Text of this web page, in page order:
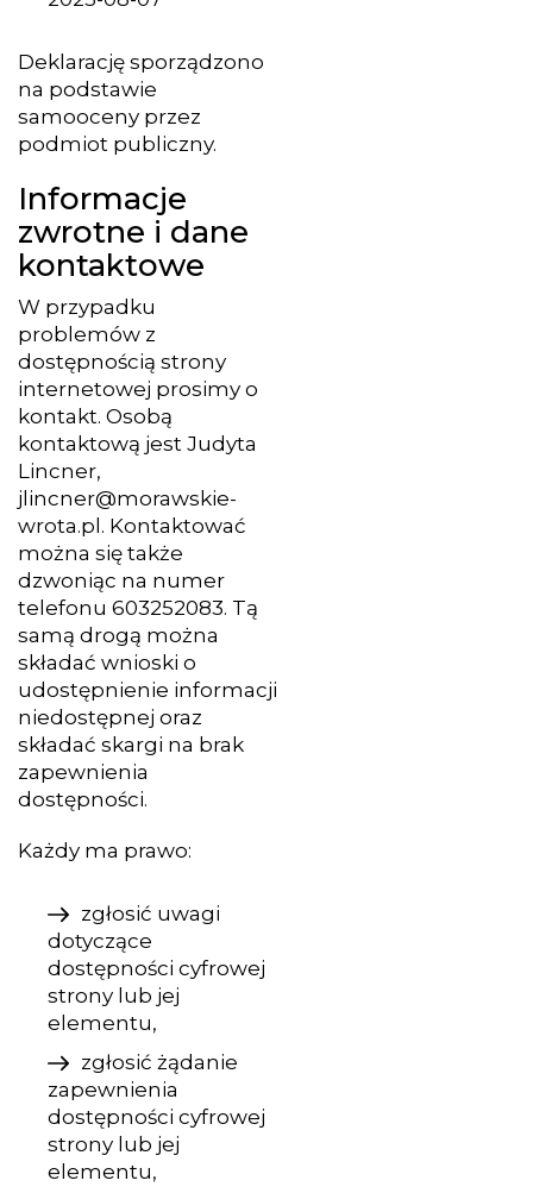
Deklarację sporządzono
na podstawie
samooceny przez
podmiot publiczny.
Informacje
zwrotne i dane
kontaktowe
W przypadku
problemów z
dostępnością strony
internetowej prosimy o
kontakt. Osobą
kontaktową jest Judyta
Lincner,
jlincner@morawskie-
wrota.pl. Kontaktować
można się także
dzwoniąc na numer
telefonu 603252083. Tą
samą drogą można
składać wnioski o
udostępnienie informacji
niedostępnej oraz
składać skargi na brak
zapewnienia
dostępności.
Każdy ma prawo:
zgłosić uwagi
dotyczące
dostępności cyfrowej
strony lub jej
elementu,
zgłosić żądanie
zapewnienia
dostępności cyfrowej
strony lub jej
elementu,